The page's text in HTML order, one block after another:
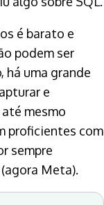
é barato e
podem ser
há uma grande
e
mesmo
proficientes com
sempre
Meta).